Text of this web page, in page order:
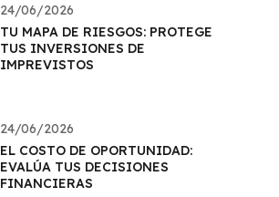
24/06/2026
TU MAPA DE RIESGOS: PROTEGE
TUS INVERSIONES DE
IMPREVISTOS
24/06/2026
EL COSTO DE OPORTUNIDAD:
EVALÚA TUS DECISIONES
FINANCIERAS